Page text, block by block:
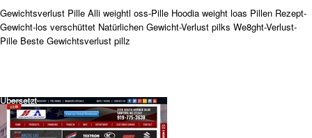
Gewichtsverlust Pille Alli weightl oss-Pille Hoodia weight loas Pillen Rezept-
Gewicht-los verschüttet Natürlichen Gewicht-Verlust pilks We8ght-Verlust-
Pille Beste Gewichtsverlust pillz